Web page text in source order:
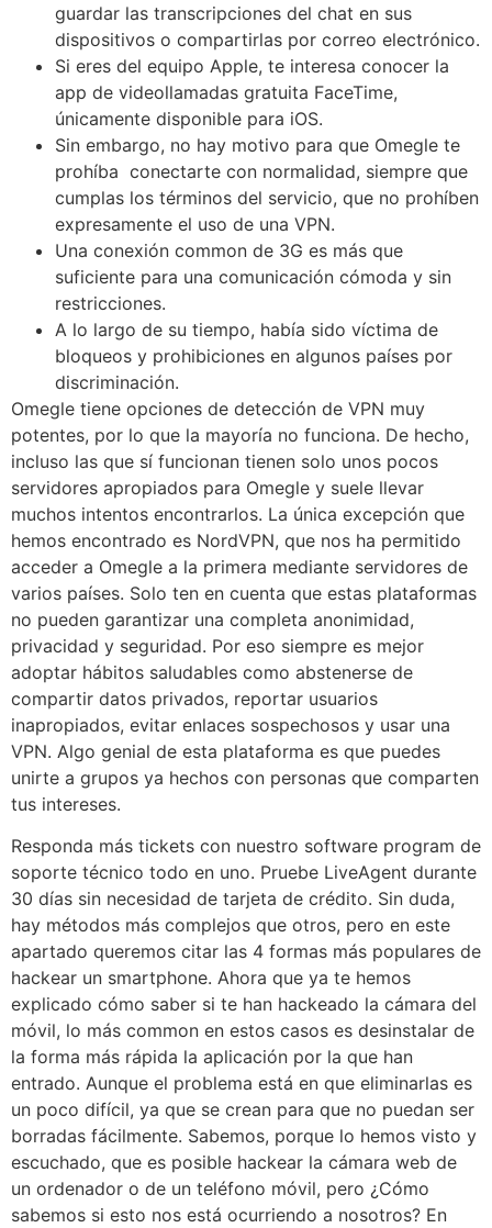
guardar las transcripciones del chat en sus
dispositivos o compartirlas por correo electrónico.
Si eres del equipo Apple, te interesa conocer la
app de videollamadas gratuita FaceTime,
únicamente disponible para iOS.
Sin embargo, no hay motivo para que Omegle te
prohíba conectarte con normalidad, siempre que
cumplas los términos del servicio, que no prohíben
expresamente el uso de una VPN.
Una conexión common de 3G es más que
suficiente para una comunicación cómoda y sin
restricciones.
A lo largo de su tiempo, había sido víctima de
bloqueos y prohibiciones en algunos países por
discriminación.
Omegle tiene opciones de detección de VPN muy
potentes, por lo que la mayoría no funciona. De hecho,
incluso las que sí funcionan tienen solo unos pocos
servidores apropiados para Omegle y suele llevar
muchos intentos encontrarlos. La única excepción que
hemos encontrado es NordVPN, que nos ha permitido
acceder a Omegle a la primera mediante servidores de
varios países. Solo ten en cuenta que estas plataformas
no pueden garantizar una completa anonimidad,
privacidad y seguridad. Por eso siempre es mejor
adoptar hábitos saludables como abstenerse de
compartir datos privados, reportar usuarios
inapropiados, evitar enlaces sospechosos y usar una
VPN. Algo genial de esta plataforma es que puedes
unirte a grupos ya hechos con personas que comparten
tus intereses.
Responda más tickets con nuestro software program de
soporte técnico todo en uno. Pruebe LiveAgent durante
30 días sin necesidad de tarjeta de crédito. Sin duda,
hay métodos más complejos que otros, pero en este
apartado queremos citar las 4 formas más populares de
hackear un smartphone. Ahora que ya te hemos
explicado cómo saber si te han hackeado la cámara del
móvil, lo más common en estos casos es desinstalar de
la forma más rápida la aplicación por la que han
entrado. Aunque el problema está en que eliminarlas es
un poco difícil, ya que se crean para que no puedan ser
borradas fácilmente. Sabemos, porque lo hemos visto y
escuchado, que es posible hackear la cámara web de
un ordenador o de un teléfono móvil, pero ¿Cómo
sabemos si esto nos está ocurriendo a nosotros? En